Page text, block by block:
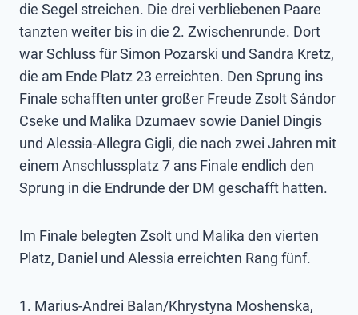
die Segel streichen. Die drei verbliebenen Paare
tanzten weiter bis in die 2. Zwischenrunde. Dort
war Schluss für Simon Pozarski und Sandra Kretz,
die am Ende Platz 23 erreichten. Den Sprung ins
Finale schafften unter großer Freude Zsolt Sándor
Cseke und Malika Dzumaev sowie Daniel Dingis
und Alessia-Allegra Gigli, die nach zwei Jahren mit
einem Anschlussplatz 7 ans Finale endlich den
Sprung in die Endrunde der DM geschafft hatten.
Im Finale belegten Zsolt und Malika den vierten
Platz, Daniel und Alessia erreichten Rang fünf.
1. Marius-Andrei Balan/Khrystyna Moshenska,